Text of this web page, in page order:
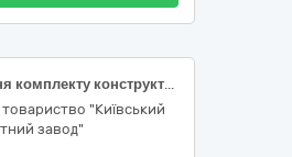
Послуга з розроблення комплекту конструкторської документації на додаткові роботи по переобладнанню електропоїзда ЕПЛ2Т
"Київський
завод"